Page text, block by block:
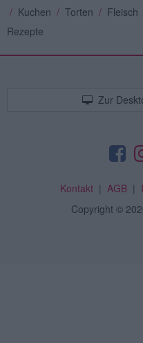
/ Kuchen / Torten / Fleisch
Rezepte
Zur
Kontakt| AGB|
Copyright ©